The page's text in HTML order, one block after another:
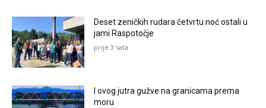
Deset zeničkih rudara četvrtu noć ostali u
jami Raspotočje
prije 3 sata
I ovog jutra gužve na granicama prema
moru